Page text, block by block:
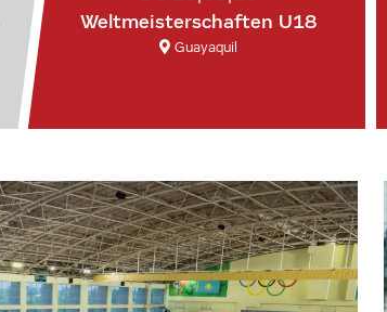
Weltmeisterschaften U18
Guayaquil